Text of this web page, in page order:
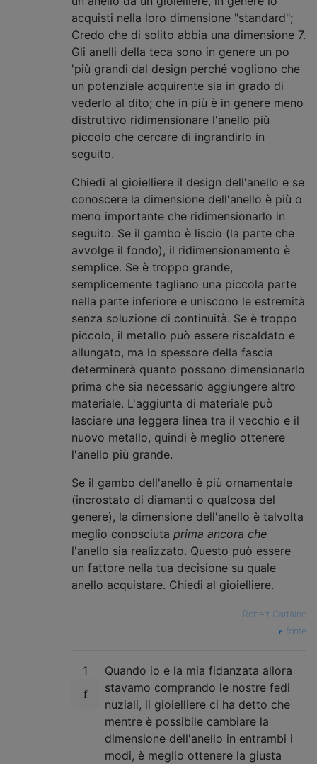
acquisti nella loro dimensione "standard";
Credo che di solito abbia una dimensione 7.
Gli anelli della teca sono in genere un po
'più grandi dal design perché vogliono che
un potenziale acquirente sia in grado di
vederlo al dito; che in più è in genere meno
distruttivo ridimensionare l'anello più
piccolo che cercare di ingrandirlo in
seguito.
Chiedi al gioielliere il design dell'anello e se
conoscere la dimensione dell'anello è più o
meno importante che ridimensionarlo in
seguito. Se il gambo è liscio (la parte che
avvolge il fondo), il ridimensionamento è
semplice. Se è troppo grande,
semplicemente tagliano una piccola parte
nella parte inferiore e uniscono le estremità
senza soluzione di continuità. Se è troppo
piccolo, il metallo può essere riscaldato e
allungato, ma lo spessore della fascia
determinerà quanto possono dimensionarlo
prima che sia necessario aggiungere altro
materiale. L'aggiunta di materiale può
lasciare una leggera linea tra il vecchio e il
nuovo metallo, quindi è meglio ottenere
l'anello più grande.
Se il gambo dell'anello è più ornamentale
(incrostato di diamanti o qualcosa del
genere), la dimensione dell'anello è talvolta
meglio conosciuta prima ancora che
l'anello sia realizzato. Questo può essere
un fattore nella tua decisione su quale
anello acquistare. Chiedi al gioielliere.
Robert Cartaino
fonte
1
Quando io e la mia fidanzata allora
stavamo comprando le nostre fedi
nuziali, il gioielliere ci ha detto che
mentre è possibile cambiare la
dimensione dell'anello in entrambi i
modi, è meglio ottenere la giusta